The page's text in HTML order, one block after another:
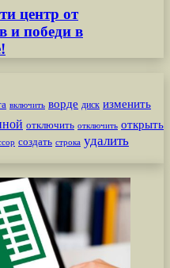
центр от
и победи в
включить ворде диск изменить
отключить отключить открыть
создать строка удалить